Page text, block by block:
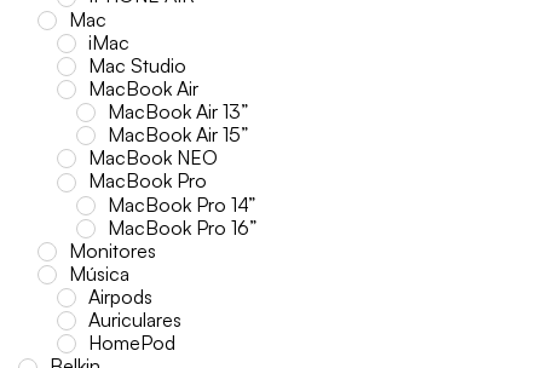
Mac
iMac
Mac Studio
MacBook Air
MacBook Air 13”
MacBook Air 15”
MacBook NEO
MacBook Pro
MacBook Pro 14”
MacBook Pro 16”
Monitores
Música
Airpods
Auriculares
HomePod